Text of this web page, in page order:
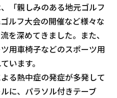
「親しみのある地元ゴルフ
ルフ大会の開催など様々な
を深めてきました。また、
用車椅子などのスポーツ用
います。
る熱中症の発症が多発して
に、パラソル付きテーブ